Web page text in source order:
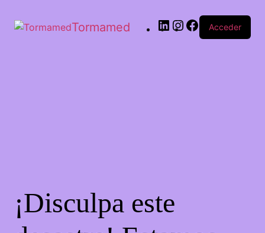
Tormamed Acceder
¡Disculpa este